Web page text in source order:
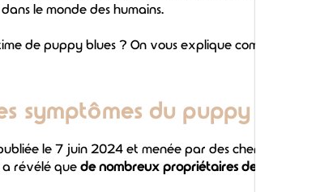
le monde des humains.
de puppy blues ? On vous explique comment
symptômes du puppy blues
le 7 juin 2024 et menée par des chercheurs de
a révélé que de nombreux propriétaires de chiots